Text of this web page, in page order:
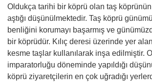
Oldukça tarihi bir köprü olan taş köprünün
aştığı düşünülmektedir. Taş köprü
benliğini korumayı başarmış ve
bir köprüdür. Kılıç deresi üzerinde yer
kesme taşlar kullanılarak inşa edilmiştir.
imparatorluğu döneminde yapıldığı
köprü ziyaretçilerin en çok uğradığı